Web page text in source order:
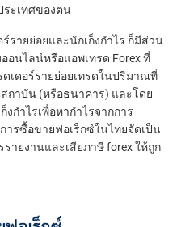
ระเทศของตน
รายย่อยและนักเก็งกำไร ก็มีส่วน
อนไลน์หรือแอพเทรด Forex ที่
ดเดอร์รายย่อยเทรดในปริมาณที่
สถาบัน (หรือธนาคาร) และโดย
กำไรเพื่อหากำไรจากการ
ารซื้อขายฟอเร็กซ์ในไทยจัดเป็น
ายงานและเสียภาษี forex ให้ถูก